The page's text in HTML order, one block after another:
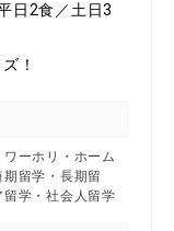
日2食／土日3
！
ーホリ・ホーム
期留学・長期留
留学・社会人留学